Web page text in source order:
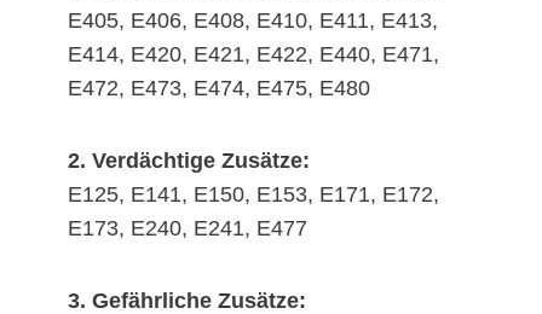
E405, E406, E408, E410, E411, E413,
E414, E420, E421, E422, E440, E471,
E472, E473, E474, E475, E480
2. Verdächtige Zusätze:
E125, E141, E150, E153, E171, E172,
E173, E240, E241, E477
3. Gefährliche Zusätze: